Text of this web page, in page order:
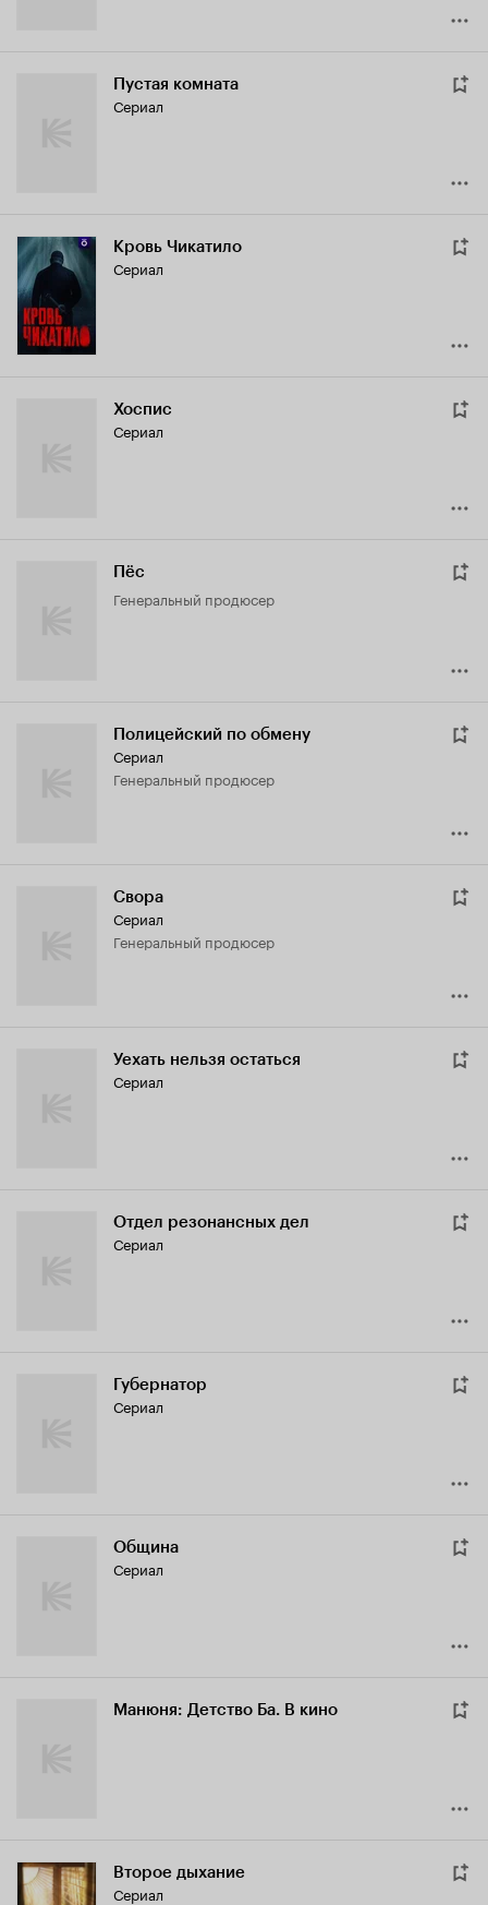
Пустая комната
Сериал
Кровь Чикатило
Сериал
Хоспис
Сериал
Пёс
генеральный продюсер
Полицейский по обмену
Сериал
генеральный продюсер
Свора
Сериал
генеральный продюсер
Уехать нельзя остаться
Сериал
Отдел резонансных дел
Сериал
Губернатор
Сериал
Община
Сериал
Манюня: Детство Ба. В кино
Второе дыхание
Сериал